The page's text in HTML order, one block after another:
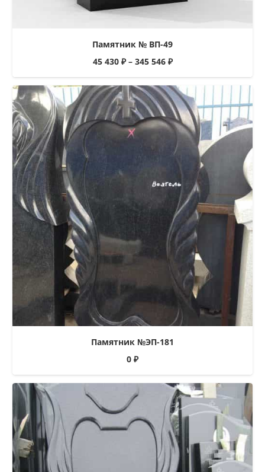
Памятник № ВП-49
45 430 ₽– 345 546 ₽
Памятник №ЭП-181
0 ₽